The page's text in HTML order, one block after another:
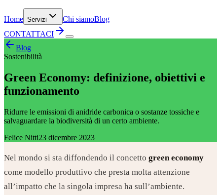
Home Servizi Chi siamoBlog
CONTATTACI
Blog
Sostenibilità
Green Economy: definizione, obiettivi e
funzionamento
Ridurre le emissioni di anidride carbonica o sostanze tossiche e
salvaguardare la biodiversità di un certo ambiente.
Felice Nitti23 dicembre 2023
Nel mondo si sta diffondendo il concetto green economy
come modello produttivo che presta molta attenzione
all’impatto che la singola impresa ha sull’ambiente.